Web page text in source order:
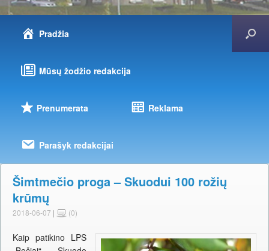
Pradžia
Mūsų žodžio redakcija
Prenumerata Reklama
Parašyk redakcijai
Šimtmečio proga – Skuodui 100 rožių
krūmų
2018-06-07 | (0)
Kaip patikino LPS